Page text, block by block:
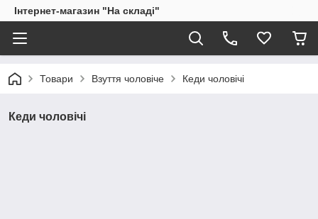
Інтернет-магазин "На складі"
Товари Взуття чоловіче Кеди чоловічі
Кеди чоловічі